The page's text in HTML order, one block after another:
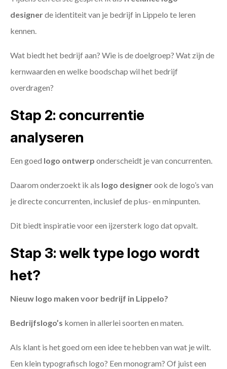
designerde identiteit van je bedrijf in Lippelo te leren
kennen.
Wat biedt het bedrijf aan? Wie is de doelgroep? Wat zijn de
kernwaarden en welke boodschap wil het bedrijf
overdragen?
Stap 2: concurrentie
analyseren
Een goed logo ontwerp onderscheidt je van concurrenten.
Daarom onderzoekt ik als logo designerook de logo’s van
je directe concurrenten, inclusief de plus- en minpunten.
Dit biedt inspiratie voor een ijzersterk logo dat opvalt.
Stap 3: welk type logo wordt
het?
Nieuw logo maken voor bedrijf in Lippelo?
Bedrijfslogo’s komen in allerlei soorten en maten.
Als klant is het goed om een idee te hebben van wat je wilt.
Een klein typografisch logo? Een monogram? Of juist een